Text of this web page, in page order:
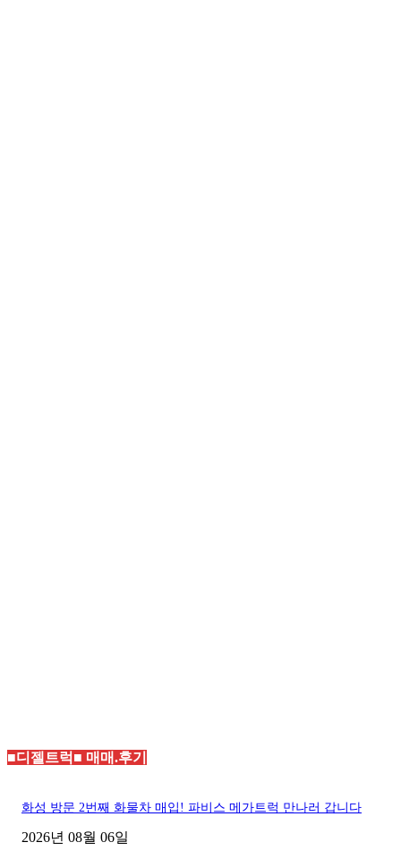
■디젤트럭■ 매매.후기
화성 방문 2번째 화물차 매입! 파비스 메가트럭 만나러 갑니다
2026년 08월 06일